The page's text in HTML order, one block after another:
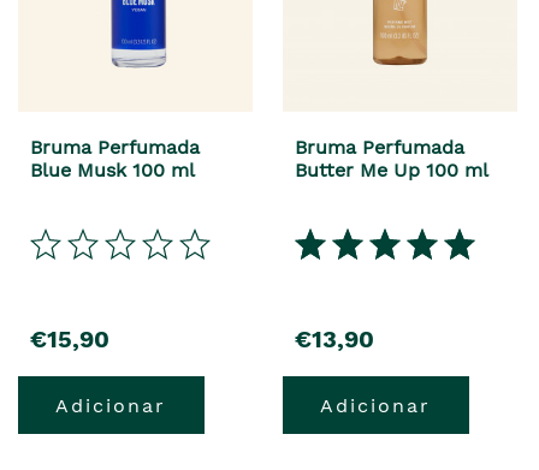
Bruma Perfumada
Blue Musk 100 ml
€15,90
Adicionar
Bruma Perfumada
Butter Me Up 100 ml
€13,90
Adicionar